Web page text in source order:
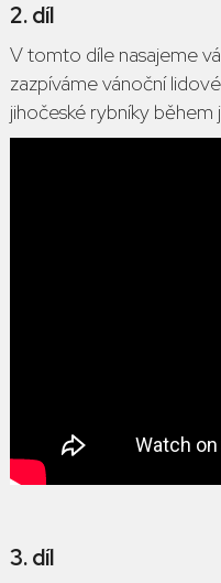
2. díl
V tomto díle nasajeme
zazpíváme vánoční
jihočeské rybníky během
3. díl